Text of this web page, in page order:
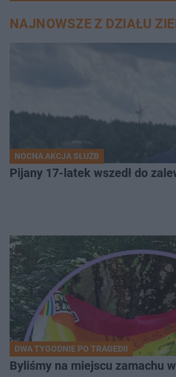
NAJNOWSZE Z DZIAŁU
NOCNA AKCJA SŁUŻB
Pijany 17-latek wszedł do
DWA TYGODNIE PO TRAGEDII
Byliśmy na miejscu zamachu